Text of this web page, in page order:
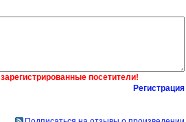
посетители!
Регистрация